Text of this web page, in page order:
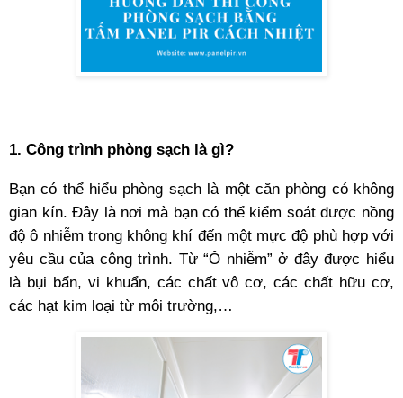
1. Công trình phòng sạch là gì?
Bạn có thể hiểu phòng sạch là một căn phòng có không
gian kín. Đây là nơi mà bạn có thể kiểm soát được nồng
độ ô nhiễm trong không khí đến một mực độ phù hợp với
yêu cầu của công trình. Từ “Ô nhiễm” ở đây được hiểu
là bụi bẩn, vi khuẩn, các chất vô cơ, các chất hữu cơ,
các hạt kim loại từ môi trường,…